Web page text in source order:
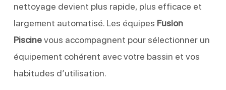
nettoyage devient plus rapide, plus efficace et
largement automatisé. Les équipes Fusion
Piscinevous accompagnent pour sélectionner un
équipement cohérent avec votre bassin et vos
habitudes d’utilisation.